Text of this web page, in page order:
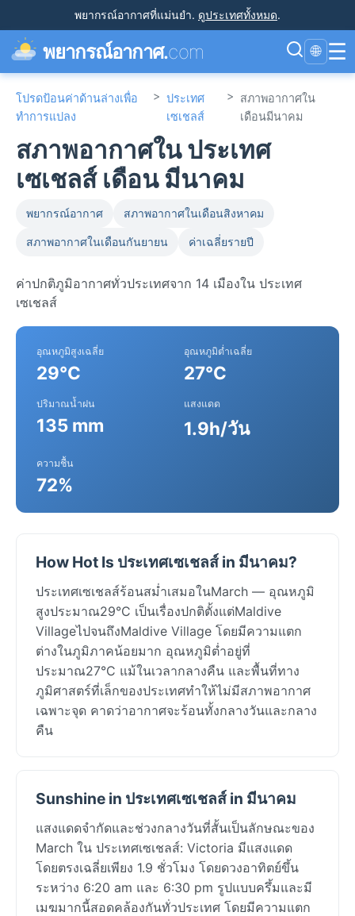
พยากรณ์อากาศที่แม่นยำ. ดูประเทศทั้งหมด.
พยากรณ์อากาศ.com 🌐 ☰
โปรดป้อนค่าด้านล่างเพื่อ
ทำการแปลง
> ประเทศ
เซเชลส์
> สภาพอากาศใน
เดือนมีนาคม
สภาพอากาศใน ประเทศ
เซเชลส์ เดือน มีนาคม
พยากรณ์อากาศ สภาพอากาศในเดือนสิงหาคม
สภาพอากาศในเดือนกันยายน ค่าเฉลี่ยรายปี
ค่าปกติภูมิอากาศทั่วประเทศจาก 14 เมืองใน ประเทศ
เซเชลส์
อุณหภูมิสูงเฉลี่ย
29°C
อุณหภูมิต่ำเฉลี่ย
27°C
ปริมาณน้ำฝน
135 mm
แสงแดด
1.9h/วัน
ความชื้น
72%
How Hot Is ประเทศเซเชลส์ in มีนาคม?
ประเทศเซเชลส์ร้อนสม่ำเสมอในMarch — อุณหภูมิ
สูงประมาณ29°C เป็นเรื่องปกติตั้งแต่Maldive
VillageไปจนถึงMaldive Village โดยมีความแตก
ต่างในภูมิภาคน้อยมาก อุณหภูมิต่ำอยู่ที่
ประมาณ27°C แม้ในเวลากลางคืน และพื้นที่ทาง
ภูมิศาสตร์ที่เล็กของประเทศทำให้ไม่มีสภาพอากาศ
เฉพาะจุด คาดว่าอากาศจะร้อนทั้งกลางวันและกลาง
คืน
Sunshine in ประเทศเซเชลส์ in มีนาคม
แสงแดดจำกัดและช่วงกลางวันที่สั้นเป็นลักษณะของ
March ใน ประเทศเซเชลส์: Victoria มีแสงแดด
โดยตรงเฉลี่ยเพียง 1.9 ชั่วโมง โดยดวงอาทิตย์ขึ้น
ระหว่าง 6:20 am และ 6:30 pm รูปแบบครึ้มและมี
เมฆมากนี้สอดคล้องกันทั่วประเทศ โดยมีความแตก